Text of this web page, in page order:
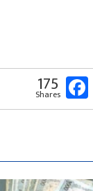
175
Shares